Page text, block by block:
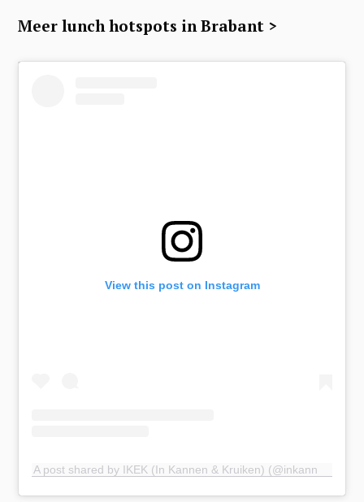
Meer lunch hotspots in Brabant >
View this post on Instagram